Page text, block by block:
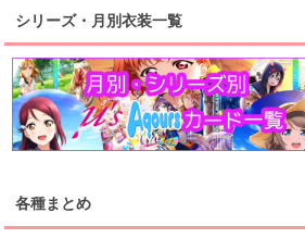
桜内梨子 高海千歌
浦の星女学院1年生
上原歩夢 宮下愛
虹ヶ咲学園1年生
シリーズ・月別衣装一覧
各種まとめ